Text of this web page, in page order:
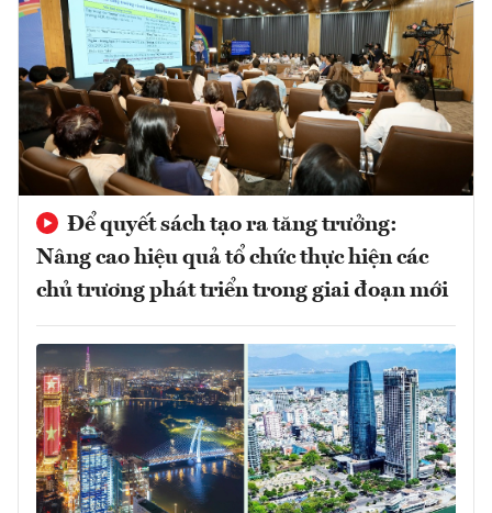
Để quyết sách tạo ra tăng trưởng:
Nâng cao hiệu quả tổ chức thực hiện các
chủ trương phát triển trong giai đoạn mới